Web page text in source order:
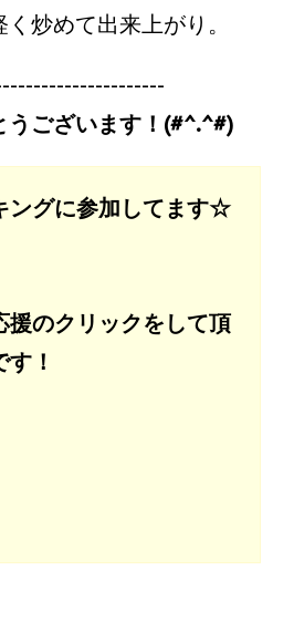
炒めて出来上がり。
ございます！(#^.^#)
グに参加してます☆
のクリックをして頂
！